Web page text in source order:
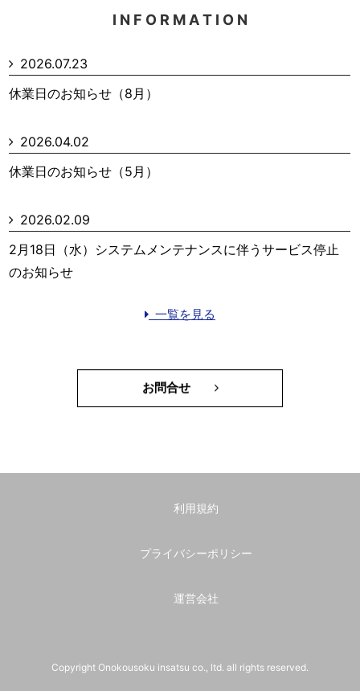
I N F O R M A T I O N
2026.07.23
休業日のお知らせ（8月）
2026.04.02
休業日のお知らせ（5月）
2026.02.09
2月18日（水）システムメンテナンスに伴うサービス停止
のお知らせ
一覧を見る
お問合せ
利用規約
プライバシーポリシー
運営会社
Copyright Onokousoku insatsu co., ltd. all rights reserved.